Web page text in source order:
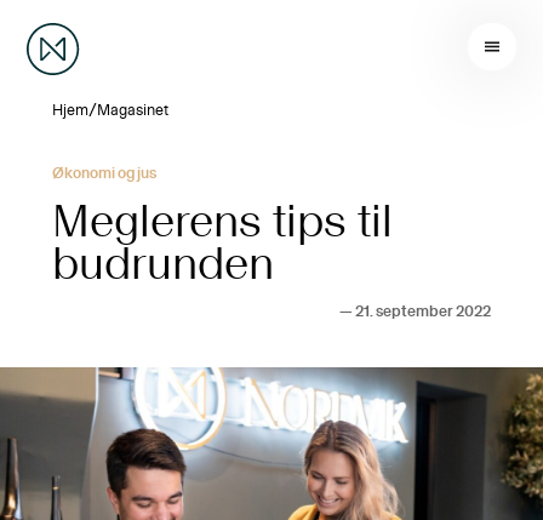
Hjem/ Magasinet
Meglerens tips til
budrunden
Økonomi og jus
—21. september 2022